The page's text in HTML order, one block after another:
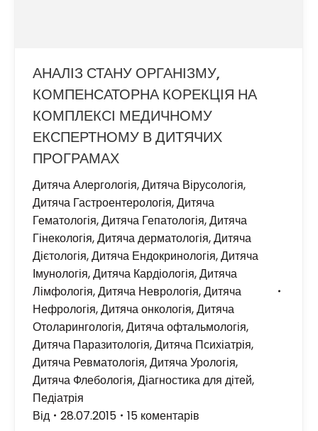
АНАЛІЗ СТАНУ ОРГАНІЗМУ,
КОМПЕНСАТОРНА КОРЕКЦІЯ НА
КОМПЛЕКСІ МЕДИЧНОМУ
ЕКСПЕРТНОМУ В ДИТЯЧИХ
ПРОГРАМАХ
Дитяча Алергологія,Дитяча Вірусологія,
Дитяча Гастроентерологія,Дитяча
Гематологія,Дитяча Гепатологія,Дитяча
Гінекологія,Дитяча дерматологія,Дитяча
Дієтологія,Дитяча Ендокринологія,Дитяча
Імунологія,Дитяча Кардіологія,Дитяча
Лімфологія,Дитяча Неврологія,Дитяча
Нефрологія,Дитяча онкологія,Дитяча
Отоларингологія,Дитяча офтальмологія,
Дитяча Паразитологія,Дитяча Психіатрія,
Дитяча Ревматологія,Дитяча Урологія,
Дитяча Флебологія,Діагностика для дітей,
Педіатрія
Від
28.07.2015
15 коментарів